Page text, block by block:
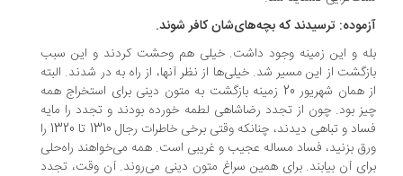
ترسیدند که بچه‌های‌شان کافر شوند.
و این زمینه وجود داشت. خیلی هم وحشت کردند و این سبب
از این مسیر شد. خیلی‌ها از نظر آنها، از راه به در شدند. البته
از همان شهریور 20 زمینه بازگشت به متون دینی برای استخراج همه
بود. چون از تجدد رضاشاهی لطمه خورده بودند و تجدد را مایه
فساد و تباهی دیدند، چنانکه وقتی برخی خاطرات رجال 1310 تا 1320 را
بزنید، فساد مساله عجیب و غریبی است. همه می‌خواهند راه‌حلی
آن بیابند. برای همین سراغ متون دینی می‌روند. آن وقت، تجدد